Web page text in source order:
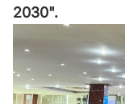
2030".